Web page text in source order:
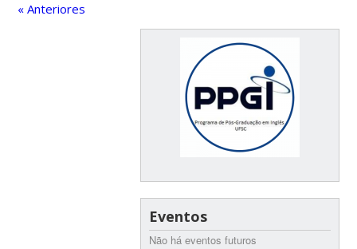
« Anteriores
Eventos
Não há eventos futuros